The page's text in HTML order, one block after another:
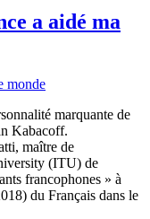
a aidé ma
monde
marquante de
Kabacoff.
maître de
(ITU) de
francophones » à
du Français dans le